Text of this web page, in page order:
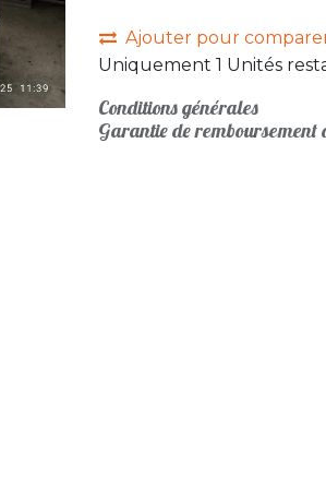
Ajouter pour
Uniquement 1 Unités
Conditions générales
Garantie de remboursement